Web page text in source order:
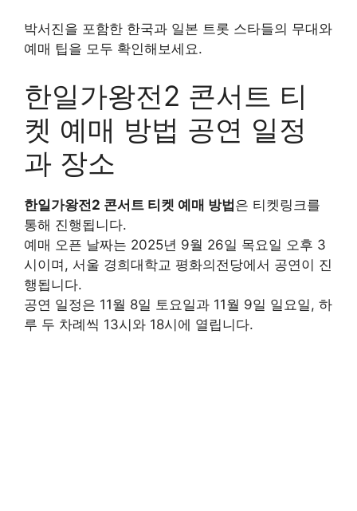
박서진을 포함한 한국과 일본 트롯 스타들의 무대와
예매 팁을 모두 확인해보세요.
한일가왕전2 콘서트 티
켓 예매 방법 공연 일정
과 장소
한일가왕전2 콘서트 티켓 예매 방법 은 티켓링크를
통해 진행됩니다.
예매 오픈 날짜는 2025년 9월 26일 목요일 오후 3
시이며, 서울 경희대학교 평화의전당에서 공연이 진
행됩니다.
공연 일정은 11월 8일 토요일과 11월 9일 일요일, 하
루 두 차례씩 13시와 18시에 열립니다.